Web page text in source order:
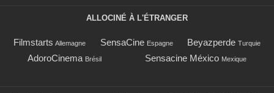
ALLOCINÉ À L'ÉTRANGER
Filmstarts Allemagne SensaCine Espagne Beyazperde Turquie
AdoroCinema Brésil Sensacine México Mexique